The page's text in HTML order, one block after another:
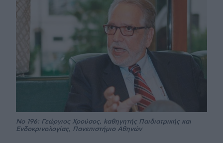
No 196: Γεώργιος Χρούσος, kαθηγητής Παιδιατρικής και
Ενδοκρινολογίας, Πανεπιστήμιο Αθηνών